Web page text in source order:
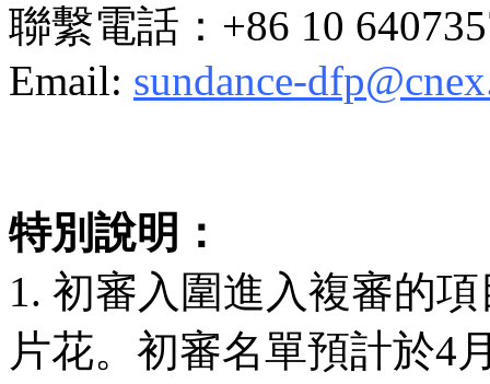
聯繫電話：+86 10
Email: sundance-
特別說明：
1. 初審入圍進入複審的
片花。初審名單預計於4